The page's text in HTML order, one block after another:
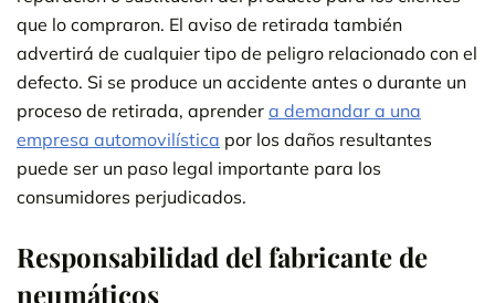
que lo compraron. El aviso de retirada también
advertirá de cualquier tipo de peligro relacionado con el
defecto. Si se produce un accidente antes o durante un
proceso de retirada, aprender a demandar a una
empresa automovilística por los daños resultantes
puede ser un paso legal importante para los
consumidores perjudicados.
Responsabilidad del fabricante de
neumáticos